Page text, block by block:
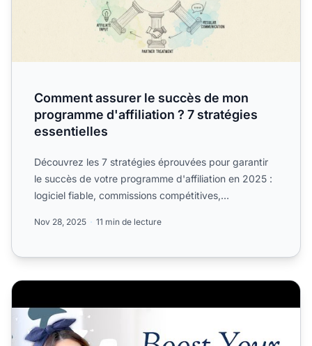
Comment assurer le succès de mon
programme d'affiliation ? 7 stratégies
essentielles
Découvrez les 7 stratégies éprouvées pour garantir
le succès de votre programme d'affiliation en 2025 :
logiciel fiable, commissions compétitives,
Nov 28, 2025 11 min de lecture
Comment créer votre propre programme d’affiliation